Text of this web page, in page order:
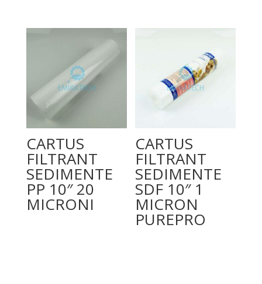
CARTUS
FILTRANT
SEDIMENTE
PP 10″ 20
MICRONI
CARTUS
FILTRANT
SEDIMENTE
SDF 10″ 1
MICRON
PUREPRO